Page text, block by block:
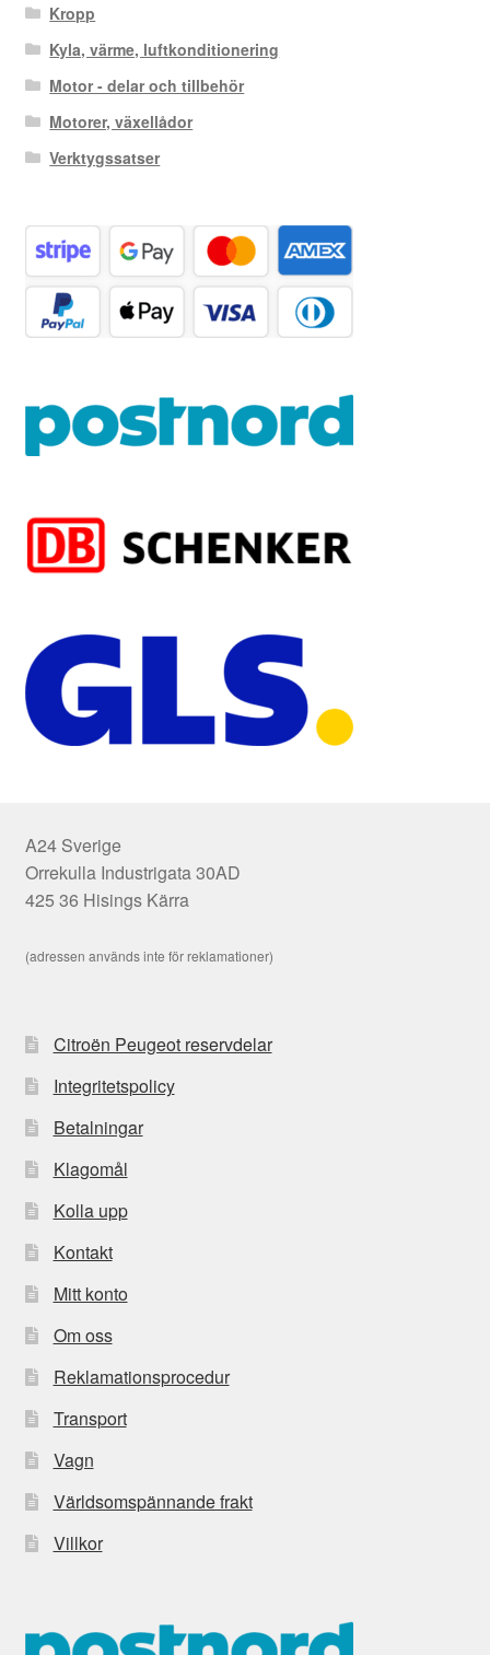
Kropp
Kyla, värme, luftkonditionering
Motor - delar och tillbehör
Motorer, växellådor
Verktygssatser
A24 Sverige
Orrekulla Industrigata 30AD
425 36 Hisings Kärra
(adressen används inte för reklamationer)
Citroën Peugeot reservdelar
Integritetspolicy
Betalningar
Klagomål
Kolla upp
Kontakt
Mitt konto
Om oss
Reklamationsprocedur
Transport
Vagn
Världsomspännande frakt
Villkor